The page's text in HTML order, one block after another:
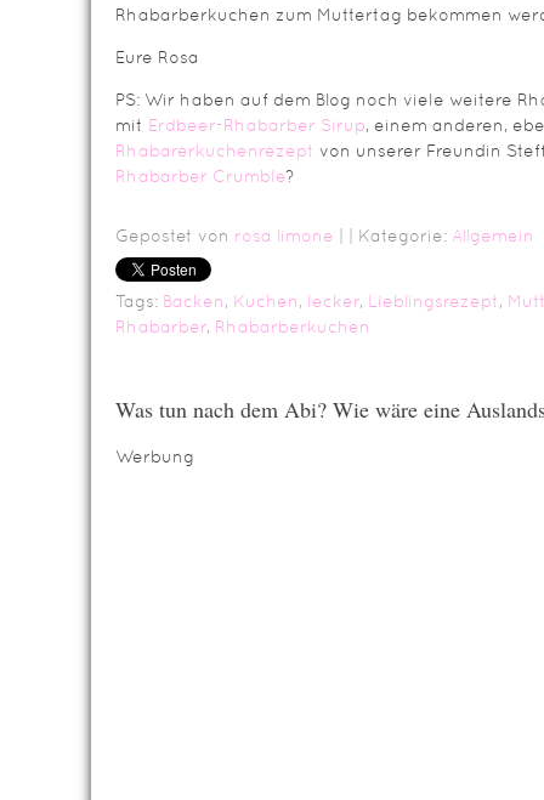
Rhabarberkuchen zum Muttertag bekommen
Eure Rosa
PS: Wir haben auf dem Blog noch viele weitere
mit Erdbeer-Rhabarber Sirup, einem anderen,
Rhabarerkuchenrezept von unserer Freundin
Rhabarber Crumble?
Gepostet von rosa limone | Kategorie: Allgemein
Tags: Backen, Kuchen, lecker, Lieblingsrezept,
Rhabarber, Rhabarberkuchen
Was tun nach dem Abi? Wie wäre eine
Werbung